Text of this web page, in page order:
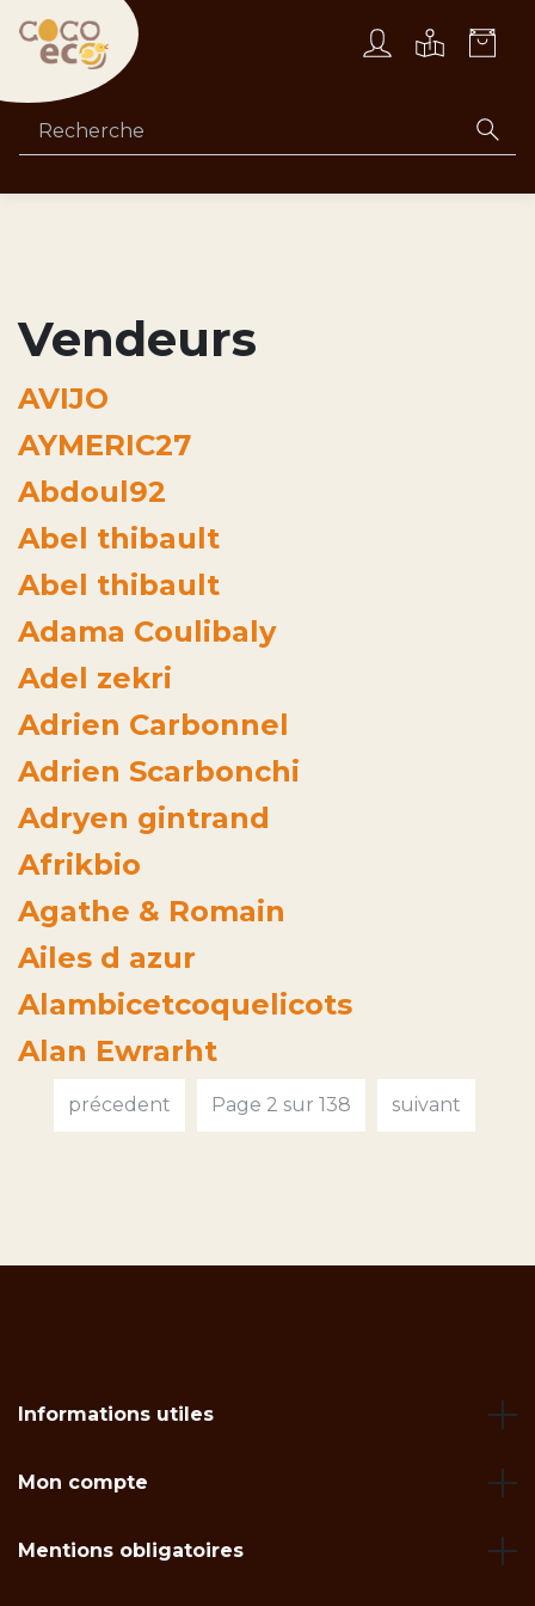
Vendeurs
AVIJO
AYMERIC27
Abdoul92
Abel thibault
Abel thibault
Adama Coulibaly
Adel zekri
Adrien Carbonnel
Adrien Scarbonchi
Adryen gintrand
Afrikbio
Agathe & Romain
Ailes d azur
Alambicetcoquelicots
Alan Ewrarht
précedent Page 2 sur 138 suivant
Informations utiles
Mon compte
Mentions obligatoires